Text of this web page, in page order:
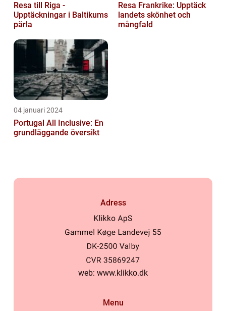
Resa till Riga -
Upptäckningar i Baltikums
pärla
Resa Frankrike: Upptäck
landets skönhet och
mångfald
04 januari 2024
Portugal All Inclusive: En
grundläggande översikt
Adress
web: www.klikko.dk
Menu